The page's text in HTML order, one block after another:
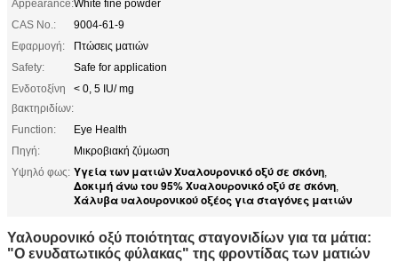
Appearance:White fine powder
CAS No.:
9004-61-9
Εφαρμογή:
Πτώσεις ματιών
Safety:
Safe for application
Ενδοτοξίνη
βακτηριδίων:
< 0, 5 IU/ mg
Function:
Eye Health
Πηγή:
Μικροβιακή ζύμωση
Υψηλό φως: Υγεία των ματιών Χυαλουρονικό οξύ σε σκόνη,
Δοκιμή άνω του 95% Χυαλουρονικό οξύ σε σκόνη,
Χάλυβα υαλουρονικού οξέος για σταγόνες ματιών
Υαλουρονικό οξύ ποιότητας σταγονιδίων για τα μάτια:
"Ο ενυδατωτικός φύλακας" της φροντίδας των ματιών